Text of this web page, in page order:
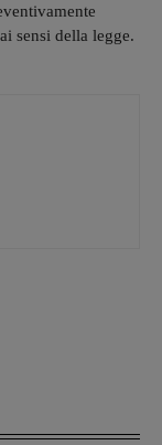
sensi della legge.